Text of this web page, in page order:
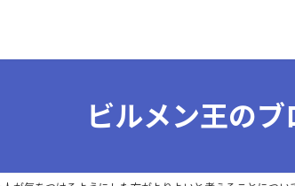
ビルメン王のブ